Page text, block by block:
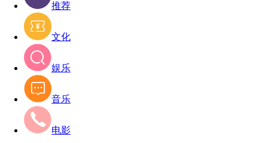
推荐
文化
娱乐
音乐
电影